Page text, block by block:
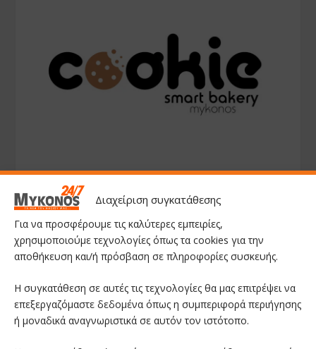
Διαχείριση συγκατάθεσης
Για να προσφέρουμε τις καλύτερες εμπειρίες,
χρησιμοποιούμε τεχνολογίες όπως τα cookies για την
αποθήκευση και/ή πρόσβαση σε πληροφορίες συσκευής.
Η συγκατάθεση σε αυτές τις τεχνολογίες θα μας επιτρέψει να
επεξεργαζόμαστε δεδομένα όπως η συμπεριφορά περιήγησης
ή μοναδικά αναγνωριστικά σε αυτόν τον ιστότοπο.